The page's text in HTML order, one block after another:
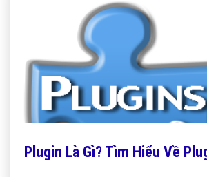
Plugin Là Gì? Tìm Hiểu Về